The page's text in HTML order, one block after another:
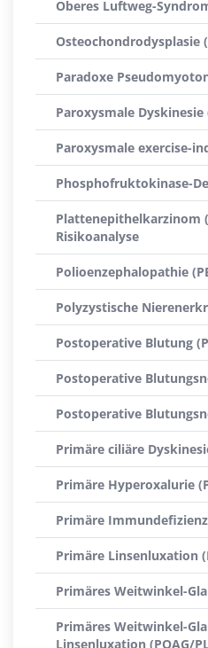
Oberes Luftweg-
Osteochondrodysplasie
Paradoxe
Paroxysmale Dyskinesie
Paroxysmale exercise-
Phosphofruktokinase-
Plattenepithelkarzinom
Risikoanalyse
Polioenzephalopathie
Polyzystische
Postoperative Blutung
Postoperative
Postoperative
Primäre ciliäre
Primäre Hyperoxalurie
Primäre Immundefizienz
Primäre Linsenluxation
Primäres Weitwinkel-
Primäres Weitwinkel-
Linsenluxation (POAG/